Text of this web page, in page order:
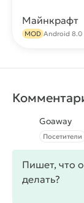
Майнкрафт
MOD Android 8.0
Goaway
Посетители
Пишет, что
делать?